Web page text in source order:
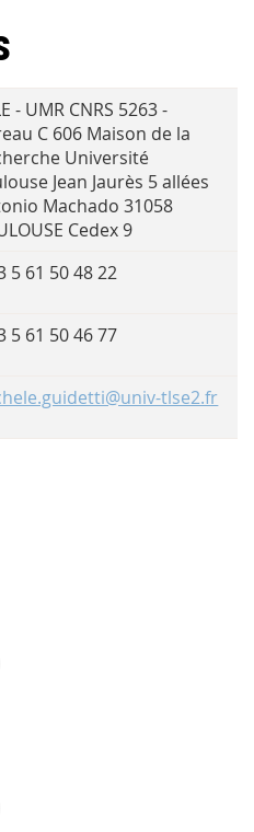
- UMR CNRS 5263 -
C 606 Maison de la
Université
Jean Jaurès 5 allées
Machado 31058
Cedex 9
5 61 50 48 22
5 61 50 46 77
tlse2.fr